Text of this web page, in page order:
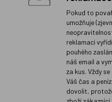
Pokud to
umožňuje
reklamaci
pouhého
náš email a
za kus. Vždy
Váš čas a
dovolit,